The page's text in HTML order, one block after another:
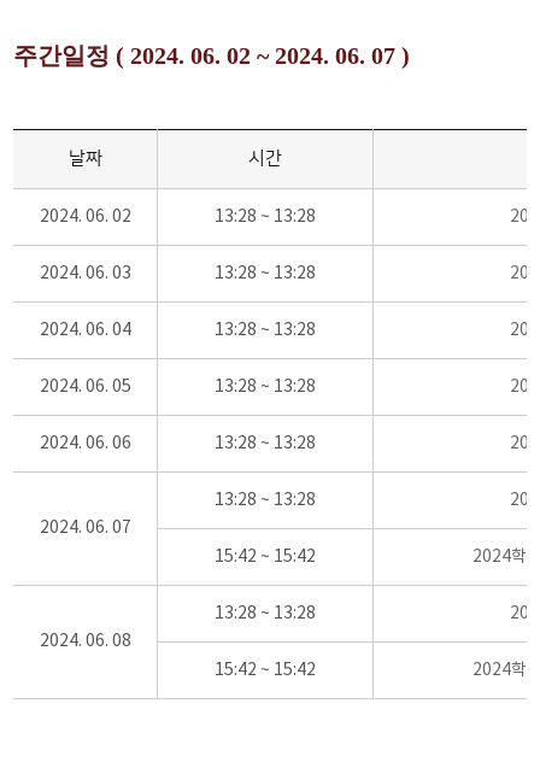
주간일정 ( 2024. 06. 02 ~ 2024. 06. 07 )
날짜 시간
2024. 06. 02 13:28 ~ 13:28
2024. 06. 03 13:28 ~ 13:28
2024. 06. 04 13:28 ~ 13:28
2024. 06. 05 13:28 ~ 13:28
2024. 06. 06 13:28 ~ 13:28
2024. 06. 07
13:28 ~ 13:28
15:42 ~ 15:42 2024학
2024. 06. 08
13:28 ~ 13:28
15:42 ~ 15:42 2024학